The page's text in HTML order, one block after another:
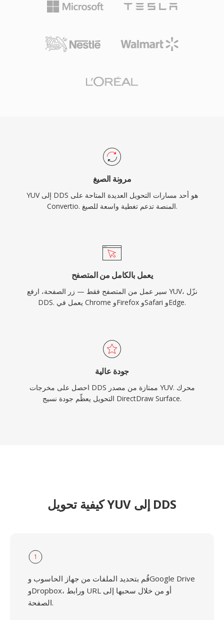
مرونة الصيغ
YUV إلى DDS هو أحد مسارات التحويل العديدة المتاحة على
Convertio. المنصة تدعم تغطية واسعة للصيغ.
يعمل بالكامل من المتصفح
سير عمل من المتصفح فقط — زر الصفحة، ارفع YUV، نزّل
DDS. يعمل في Chrome وFirefox وSafari وEdge.
جودة عالية
احصل على مخرجات DDS ممتازة من مصدر YUV. محرك
التحويل يعظّم جودة نسيج DirectDraw Surface.
كيفية تحويل YUV إلى DDS
1
قُم بتحديد الملفات من جهاز الحاسوب وGoogle Drive
وDropbox، ورابط URL أو من خلال سحبها إلى
الصفحة.